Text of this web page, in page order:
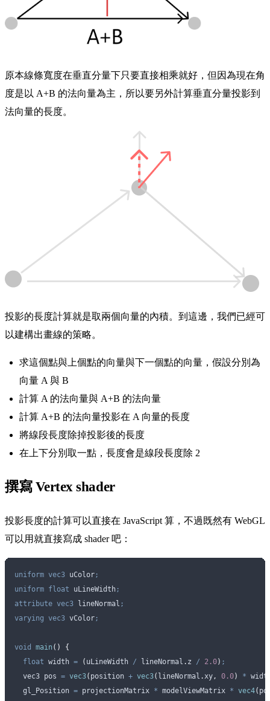
原本線條寬度在垂直分量下只要直接相乘就好，但因為現在角
度是以 A+B 的法向量為主，所以要另外計算垂直分量投影到
法向量的長度。
投影的長度計算就是取兩個向量的內積。到這邊，我們已經可
以建構出畫線的策略。
求這個點與上個點的向量與下一個點的向量，假設分別為
向量 A 與 B
計算 A 的法向量與 A+B 的法向量
計算 A+B 的法向量投影在 A 向量的長度
將線段長度除掉投影後的長度
在上下分別取一點，長度會是線段長度除 2
撰寫 Vertex shader
投影長度的計算可以直接在 JavaScript 算，不過既然有 WebGL
可以用就直接寫成 shader 吧：
uniform vec3 uColor ;
uniform float uLineWidth ;
attribute vec3 lineNormal ;
varying vec3 vColor ;
void main ()
{
  float
width = ( uLineWidth / lineNormal . z / 2.0) ;
  vec3 pos
= vec3( position + vec3( lineNormal . xy , 0.0) *
  gl_Position
= projectionMatrix * modelViewMatrix * vec4(